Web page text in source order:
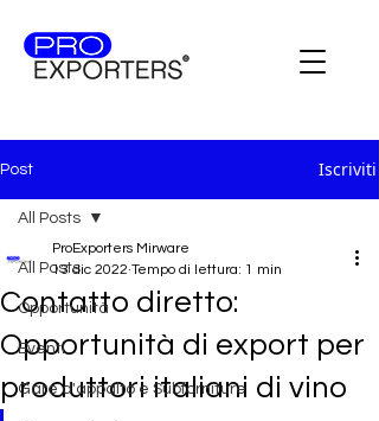
Post Iscriviti
All Posts
Opportunità
Eventi
Gare d'appalto e Subforniture
All Posts
Contatto diretto:
Opportunità di export per
produttori italiani di vino
ProExporters Mirware
13 dic 2022 Tempo di lettura: 1 min